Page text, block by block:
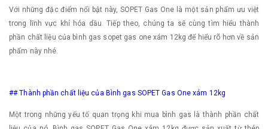
Với những đặc điểm nổi bật này, SOPET Gas One là một sản phẩm ưu việt
trong lĩnh vực khí hóa dầu. Tiếp theo, chúng ta sẽ cùng tìm hiểu thành
phần chất liệu của bình gas sopet gas one xám 12kg để hiểu rõ hơn về sản
phẩm này nhé.
## Thành phần chất liệu của Bình gas SOPET Gas One xám 12kg
Một trong những yếu tố quan trọng khi mua bình gas là thành phần chất